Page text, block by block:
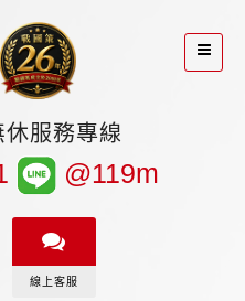
服務專線
@119m
線上客服